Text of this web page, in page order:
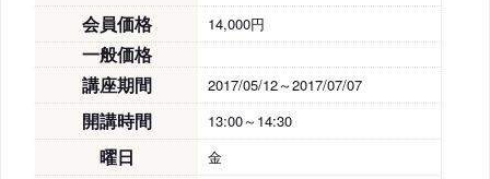
会員価格 14,000円
一般価格
講座期間
2017/05/12～2017/07/07
開講時間 13:00～14:30
曜日 金